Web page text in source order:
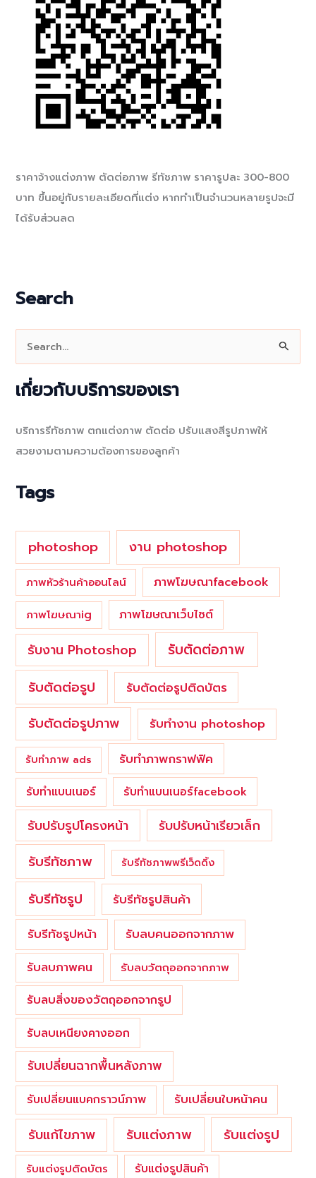
ราคาจ้างแต่งภาพ ตัดต่อภาพ รีทัชภาพ ราคารูปละ 300-800
บาท ขึ้นอยู่กับรายละเอียดที่แต่ง หากทำเป็นจำนวนหลายรูปจะมี
ได้รับส่วนลด
Search
r
เกี่ยวกับบริการของเรา
บริการรีทัชภาพ ตกแต่งภาพ ตัดต่อ ปรับแสงสีรูปภาพให้
สวยงามตามความต้องการของลูกค้า
Tags
photoshop งาน photoshop
ภาพหัวร้านค้าออนไลน์ ภาพโฆษณาfacebook
ภาพโฆษณาig ภาพโฆษณาเว็บไซต์
รับงาน Photoshop
รับตัดต่อภาพ
รับตัดต่อรูป
รับตัดต่อรูปติดบัตร
รับตัดต่อรูปภาพ รับทำงาน photoshop
รับทำภาพ ads รับทำภาพกราฟฟิค
รับทำแบนเนอร์ รับทำแบนเนอร์facebook
รับปรับรูปโครงหน้า รับปรับหน้าเรียวเล็ก
รับรีทัชภาพ รับรีทัชภาพพรีเว็ดดิ้ง
รับรีทัชรูป
รับรีทัชรูปสินค้า
รับรีทัชรูปหน้า
รับลบคนออกจากภาพ
รับลบภาพคน
รับลบวัตถุออกจากภาพ
รับลบสิ่งของวัตถุออกจากรูป
รับลบเหนียงคางออก
รับเปลี่ยนฉากพื้นหลังภาพ
รับเปลี่ยนแบคกราวน์ภาพ รับเปลี่ยนใบหน้าคน
รับแก้ไขภาพ รับแต่งภาพ รับแต่งรูป
รับแต่งรูปติดบัตร รับแต่งรูปสินค้า